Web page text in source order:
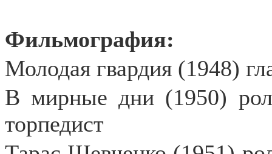
Фильмография:
Молодая гвардия (1948)
В мирные дни (1950)
торпедист